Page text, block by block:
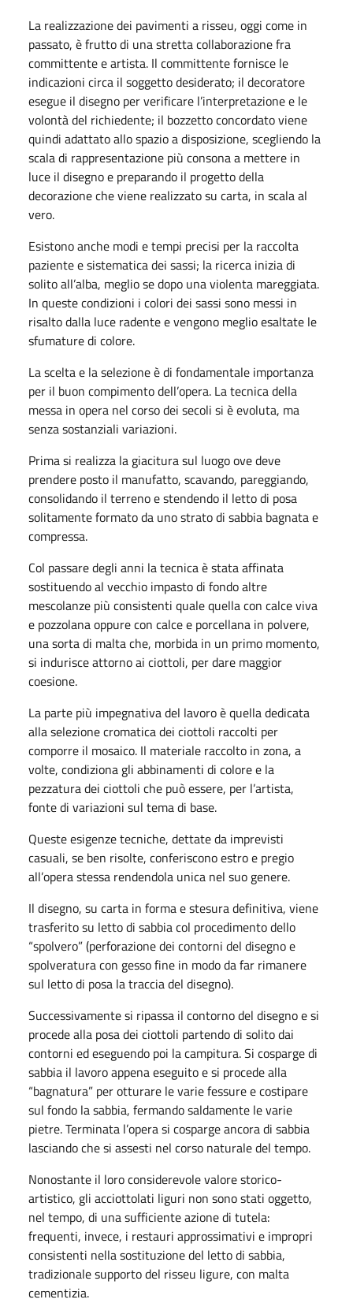
La realizzazione dei pavimenti a risseu, oggi come in
passato, è frutto di una stretta collaborazione fra
committente e artista. Il committente fornisce le
indicazioni circa il soggetto desiderato; il decoratore
esegue il disegno per verificare l’interpretazione e le
volontà del richiedente; il bozzetto concordato viene
quindi adattato allo spazio a disposizione, scegliendo la
scala di rappresentazione più consona a mettere in
luce il disegno e preparando il progetto della
decorazione che viene realizzato su carta, in scala al
vero.
Esistono anche modi e tempi precisi per la raccolta
paziente e sistematica dei sassi; la ricerca inizia di
solito all’alba, meglio se dopo una violenta mareggiata.
In queste condizioni i colori dei sassi sono messi in
risalto dalla luce radente e vengono meglio esaltate le
sfumature di colore.
La scelta e la selezione è di fondamentale importanza
per il buon compimento dell’opera. La tecnica della
messa in opera nel corso dei secoli si è evoluta, ma
senza sostanziali variazioni.
Prima si realizza la giacitura sul luogo ove deve
prendere posto il manufatto, scavando, pareggiando,
consolidando il terreno e stendendo il letto di posa
solitamente formato da uno strato di sabbia bagnata e
compressa.
Col passare degli anni la tecnica è stata affinata
sostituendo al vecchio impasto di fondo altre
mescolanze più consistenti quale quella con calce viva
e pozzolana oppure con calce e porcellana in polvere,
una sorta di malta che, morbida in un primo momento,
si indurisce attorno ai ciottoli, per dare maggior
coesione.
La parte più impegnativa del lavoro è quella dedicata
alla selezione cromatica dei ciottoli raccolti per
comporre il mosaico. Il materiale raccolto in zona, a
volte, condiziona gli abbinamenti di colore e la
pezzatura dei ciottoli che può essere, per l’artista,
fonte di variazioni sul tema di base.
Queste esigenze tecniche, dettate da imprevisti
casuali, se ben risolte, conferiscono estro e pregio
all’opera stessa rendendola unica nel suo genere.
Il disegno, su carta in forma e stesura definitiva, viene
trasferito su letto di sabbia col procedimento dello
“spolvero” (perforazione dei contorni del disegno e
spolveratura con gesso fine in modo da far rimanere
sul letto di posa la traccia del disegno).
Successivamente si ripassa il contorno del disegno e si
procede alla posa dei ciottoli partendo di solito dai
contorni ed eseguendo poi la campitura. Si cosparge di
sabbia il lavoro appena eseguito e si procede alla
“bagnatura” per otturare le varie fessure e costipare
sul fondo la sabbia, fermando saldamente le varie
pietre. Terminata l’opera si cosparge ancora di sabbia
lasciando che si assesti nel corso naturale del tempo.
Nonostante il loro considerevole valore storico-
artistico, gli acciottolati liguri non sono stati oggetto,
nel tempo, di una sufficiente azione di tutela:
frequenti, invece, i restauri approssimativi e impropri
consistenti nella sostituzione del letto di sabbia,
tradizionale supporto del risseu ligure, con malta
cementizia.